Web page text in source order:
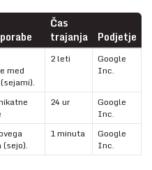
Čas
trajanja
Podjetje
med
2 leti
Google
Inc.
24 ur
Google
Inc.
(sejo).
1 minuta
Google
Inc.